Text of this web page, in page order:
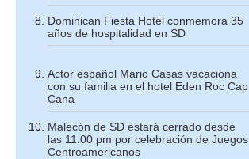
Dominican Fiesta Hotel conmemora 35
años de hospitalidad en SD
Actor español Mario Casas vacaciona
con su familia en el hotel Eden Roc Cap
Cana
Malecón de SD estará cerrado desde
las 11:00 pm por celebración de Juegos
Centroamericanos